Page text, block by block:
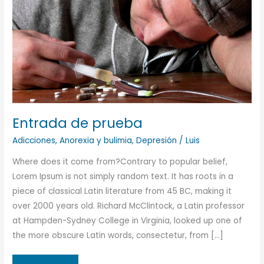
Entrada de prueba
Adicciones,Anorexia y bulimia,Depresión /Luis
Where does it come from?Contrary to popular belief,
Lorem Ipsum is not simply random text. It has roots in a
piece of classical Latin literature from 45 BC, making it
over 2000 years old. Richard McClintock, a Latin professor
at Hampden-Sydney College in Virginia, looked up one of
the more obscure Latin words, consectetur, from […]